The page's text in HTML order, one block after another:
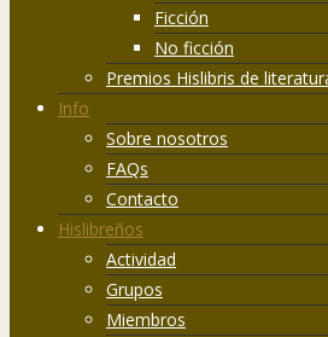
Ficción
No ficción
Premios Hislibris de
Info
Sobre nosotros
FAQs
Contacto
Hislibreños
Actividad
Grupos
Miembros